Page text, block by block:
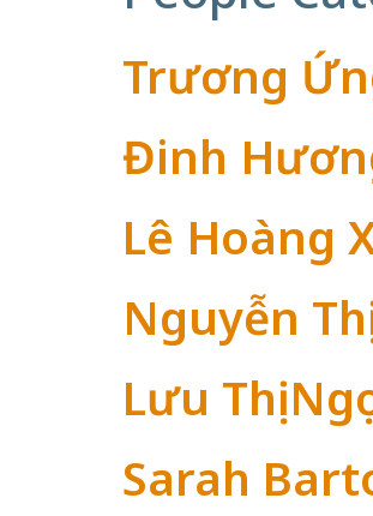
Trương
Đinh
Lê Hoàng
Nguyễn
Lưu Thị
Sarah